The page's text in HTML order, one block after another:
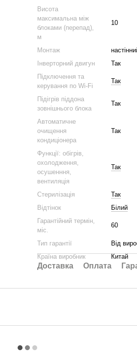
Висота
максимальна між
блоками (перепад),
м
10
Монтаж
Інверторний двигун
Так
Підключення та
керування по Wi-Fi
Так
Підігрів піддона
зовнішнього блока
Так
Автоматичне
очищення
кондиціонера
Так
Функції: обігрів,
охолодження,
осушенння,
вентиляція
Так
Стерилізація
Так
Відтінок
Білий
Гарантійний термін,
міс.
60
Тип гарантії
Від
Країна виробник
Китай
Доставка Оплата